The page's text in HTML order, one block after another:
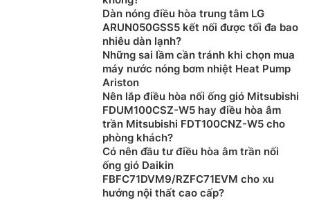
Dàn nóng điều hòa trung tâm LG
ARUN050GSS5 kết nối được tối đa bao
nhiêu dàn lạnh?
Những sai lầm cần tránh khi chọn mua
máy nước nóng bơm nhiệt Heat Pump
Ariston
Nên lắp điều hòa nối ống gió Mitsubishi
FDUM100CSZ-W5 hay điều hòa âm
trần Mitsubishi FDT100CNZ-W5 cho
phòng khách?
Có nên đầu tư điều hòa âm trần nối
ống gió Daikin
FBFC71DVM9/RZFC71EVM cho xu
hướng nội thất cao cấp?